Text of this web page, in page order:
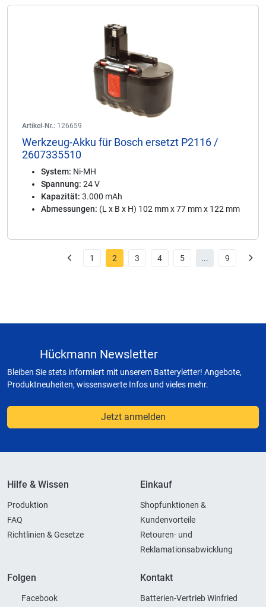
Artikel-Nr.: 126659
Werkzeug-Akku für Bosch ersetzt P2116 /
2607335510
System: Ni-MH
Spannung: 24 V
Kapazität: 3.000 mAh
Abmessungen: (L x B x H) 102 mm x 77 mm x 122 mm
1 2 3 4 5 ... 9
Hückmann Newsletter
Bleiben Sie stets informiert mit unserem Batteryletter! Angebote,
Produktneuheiten, wissenswerte Infos und vieles mehr.
Jetzt anmelden
Hilfe & Wissen
Produktion
FAQ
Richtlinien & Gesetze
Einkauf
Shopfunktionen &
Kundenvorteile
Retouren- und
Reklamationsabwicklung
Folgen
Facebook
Kontakt
Batterien-Vertrieb Winfried